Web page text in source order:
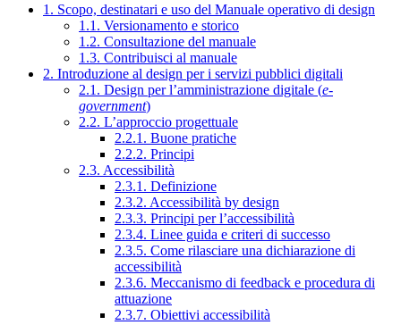
1. Scopo, destinatari e uso del Manuale operativo di design
1.1. Versionamento e storico
1.2. Consultazione del manuale
1.3. Contribuisci al manuale
2. Introduzione al design per i servizi pubblici digitali
2.1. Design per l’amministrazione digitale (e-
government)
2.2. L’approccio progettuale
2.2.1. Buone pratiche
2.2.2. Principi
2.3. Accessibilità
2.3.1. Definizione
2.3.2. Accessibilità by design
2.3.3. Principi per l’accessibilità
2.3.4. Linee guida e criteri di successo
2.3.5. Come rilasciare una dichiarazione di
accessibilità
2.3.6. Meccanismo di feedback e procedura di
attuazione
2.3.7. Obiettivi accessibilità